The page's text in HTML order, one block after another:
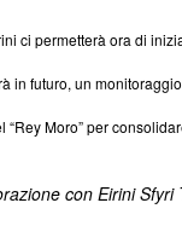
ci permetterà ora di
in futuro, un
Moro” per
con Eirini